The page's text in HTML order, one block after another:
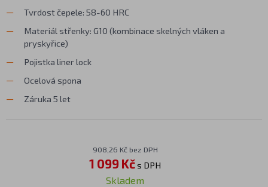
Tvrdost čepele: 58-60 HRC
Materiál střenky: G10 (kombinace skelných vláken a
pryskyřice)
Pojistka liner lock
Ocelová spona
Záruka 5 let
908,26 Kč bez DPH
1 099 Kčs DPH
Skladem